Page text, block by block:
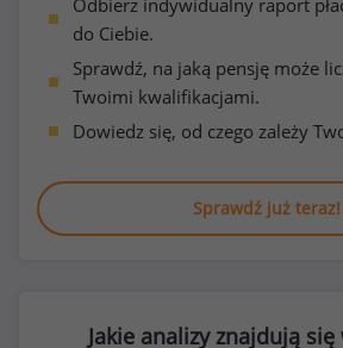
Odbierz indywidualny raport
do Ciebie.
Sprawdź, na jaką pensję może
Twoimi kwalifikacjami.
Dowiedz się, od czego zależy
Sprawdź już teraz!
Jakie analizy znajdują